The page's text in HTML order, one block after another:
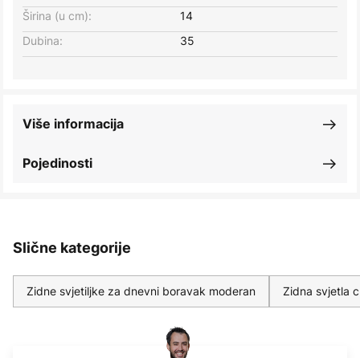
Širina (u cm): 14
Dubina: 35
Pojedinosti
Više informacija
Slične kategorije
Zidne svjetiljke za dnevni boravak moderan Zidna svjetla